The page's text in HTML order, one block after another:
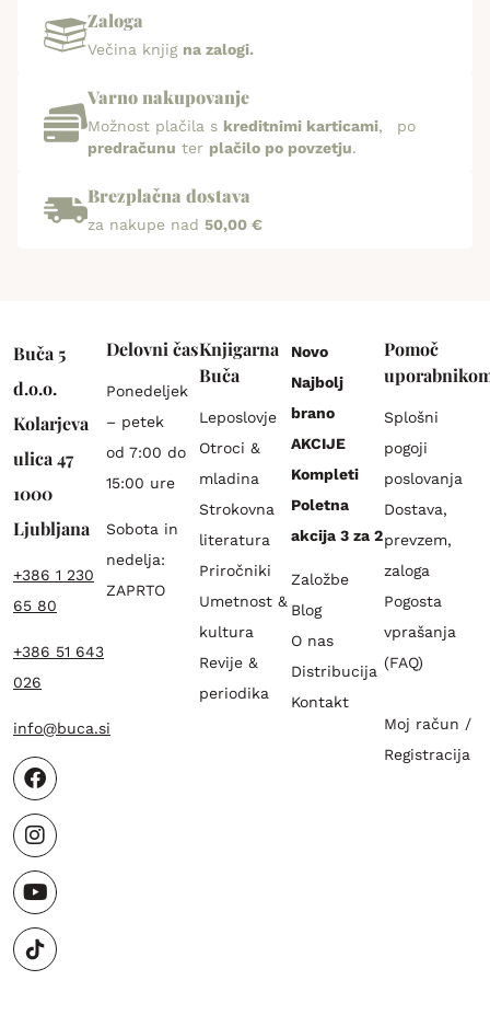
Zaloga
Večina knjig na zalogi.
Varno nakupovanje
Možnost plačila s kreditnimi karticami, po
predračunu ter plačilo po povzetju.
Brezplačna dostava
za nakupe nad 50,00 €
Buča 5
d.o.o.
Kolarjeva
ulica 47
1000
Ljubljana
+386 1 230
65 80
+386 51 643
026
info@buca.si
Delovni čas
Ponedeljek
– petek
od 7:00 do
15:00 ure
Sobota in
nedelja:
ZAPRTO
Knjigarna
Buča
Leposlovje
Otroci &
mladina
Strokovna
literatura
Priročniki
Umetnost &
kultura
Revije &
periodika
Novo
Najbolj
brano
AKCIJE
Kompleti
Poletna
akcija 3 za 2
Založbe
Blog
O nas
Distribucija
Kontakt
Pomoč
Splošni
pogoji
poslovanja
Dostava,
prevzem,
zaloga
Pogosta
vprašanja
(FAQ)
Moj račun /
Registracija